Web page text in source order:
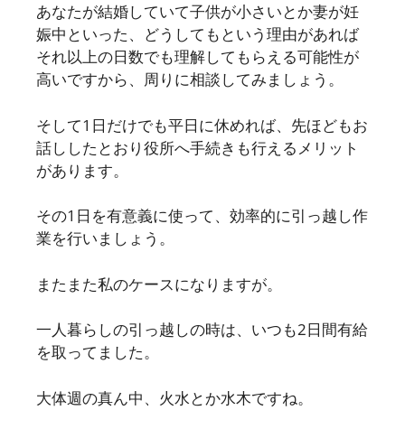
あなたが結婚していて子供が小さいとか妻が妊
娠中といった、どうしてもという理由があれば
それ以上の日数でも理解してもらえる可能性が
高いですから、周りに相談してみましょう。
そして1日だけでも平日に休めれば、先ほどもお
話ししたとおり役所へ手続きも行えるメリット
があります。
その1日を有意義に使って、効率的に引っ越し作
業を行いましょう。
またまた私のケースになりますが。
一人暮らしの引っ越しの時は、いつも2日間有給
を取ってました。
大体週の真ん中、火水とか水木ですね。